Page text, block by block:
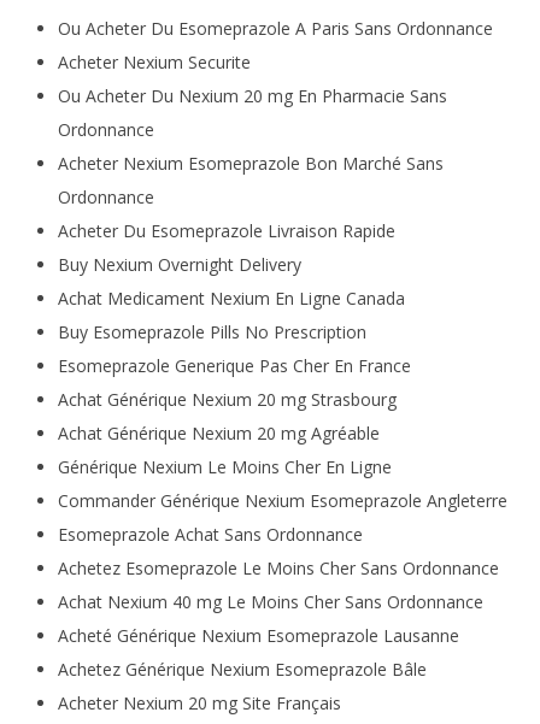
Ou Acheter Du Esomeprazole A Paris Sans Ordonnance
Acheter Nexium Securite
Ou Acheter Du Nexium 20 mg En Pharmacie Sans
Ordonnance
Acheter Nexium Esomeprazole Bon Marché Sans
Ordonnance
Acheter Du Esomeprazole Livraison Rapide
Buy Nexium Overnight Delivery
Achat Medicament Nexium En Ligne Canada
Buy Esomeprazole Pills No Prescription
Esomeprazole Generique Pas Cher En France
Achat Générique Nexium 20 mg Strasbourg
Achat Générique Nexium 20 mg Agréable
Générique Nexium Le Moins Cher En Ligne
Commander Générique Nexium Esomeprazole Angleterre
Esomeprazole Achat Sans Ordonnance
Achetez Esomeprazole Le Moins Cher Sans Ordonnance
Achat Nexium 40 mg Le Moins Cher Sans Ordonnance
Acheté Générique Nexium Esomeprazole Lausanne
Achetez Générique Nexium Esomeprazole Bâle
Acheter Nexium 20 mg Site Français